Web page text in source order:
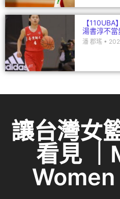
【110UBA
湯書淳不當
潘 郡瑤
讓台灣女
看見